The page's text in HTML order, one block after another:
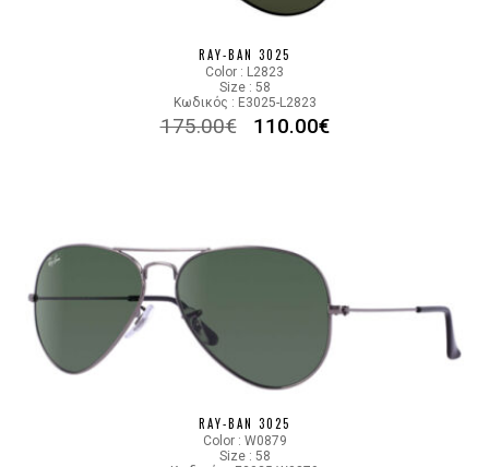
RAY-BAN 3025
Color : L2823
Size : 58
Κωδικός : E3025-L2823
175.00€ 110.00€
RAY-BAN 3025
Color : W0879
Size : 58